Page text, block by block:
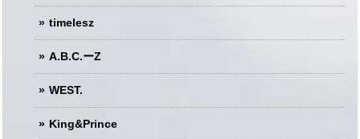
timelesz
A.B.C.ーZ
WEST.
King&Prince